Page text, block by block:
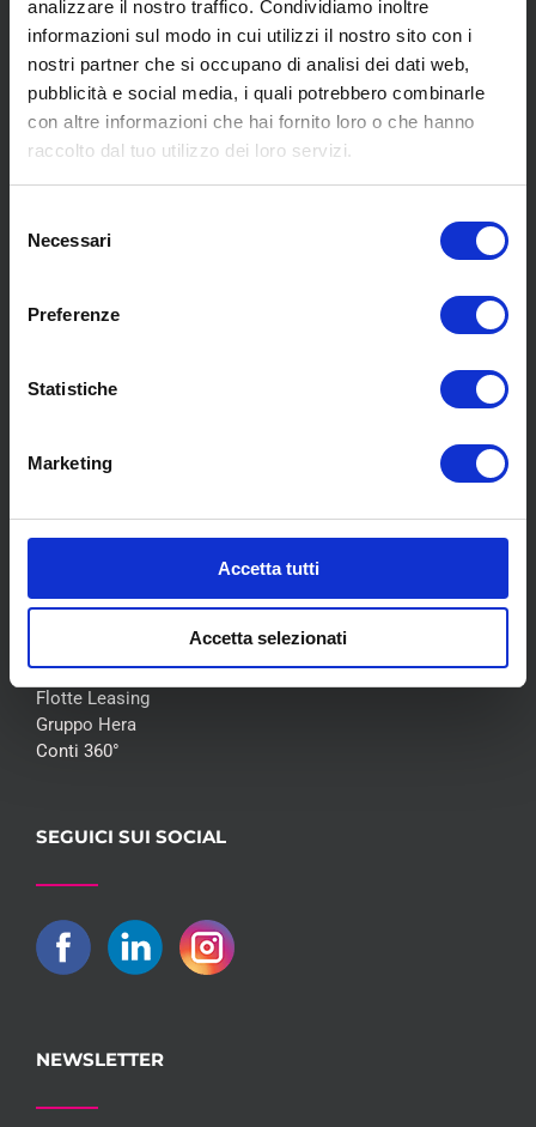
analizzare il nostro traffico. Condividiamo inoltre
informazioni sul modo in cui utilizzi il nostro sito con i
nostri partner che si occupano di analisi dei dati web,
pubblicità e social media, i quali potrebbero combinarle
con altre informazioni che hai fornito loro o che hanno
raccolto dal tuo utilizzo dei loro servizi.
delNecessari
Preferenze
Statistiche
Marketing
Accetta tutti
Accetta selezionati
SCOPRI I NOSTRI CENTRI
Pneumatici
Convenzioni
Whisteblowing D.Lgs 24/2023
Contatti
COLLABORAZIONI
Flotte Leasing
Gruppo Hera
Conti 360°
SEGUICI SUI SOCIAL
NEWSLETTER